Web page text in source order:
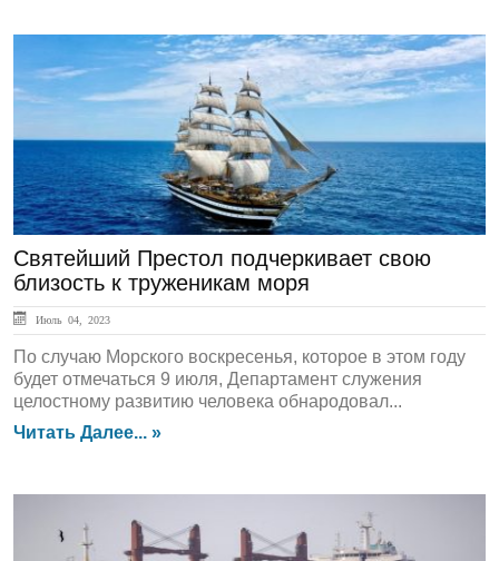
ЛЕНТА НОВОСТЕЙ
Святейший Престол подчеркивает свою
близость к труженикам моря
Июль 04, 2023
По случаю Морского воскресенья, которое в этом году
будет отмечаться 9 июля, Департамент служения
целостному развитию человека обнародовал...
Читать Далее... »
ЛЕНТА НОВОСТЕЙ